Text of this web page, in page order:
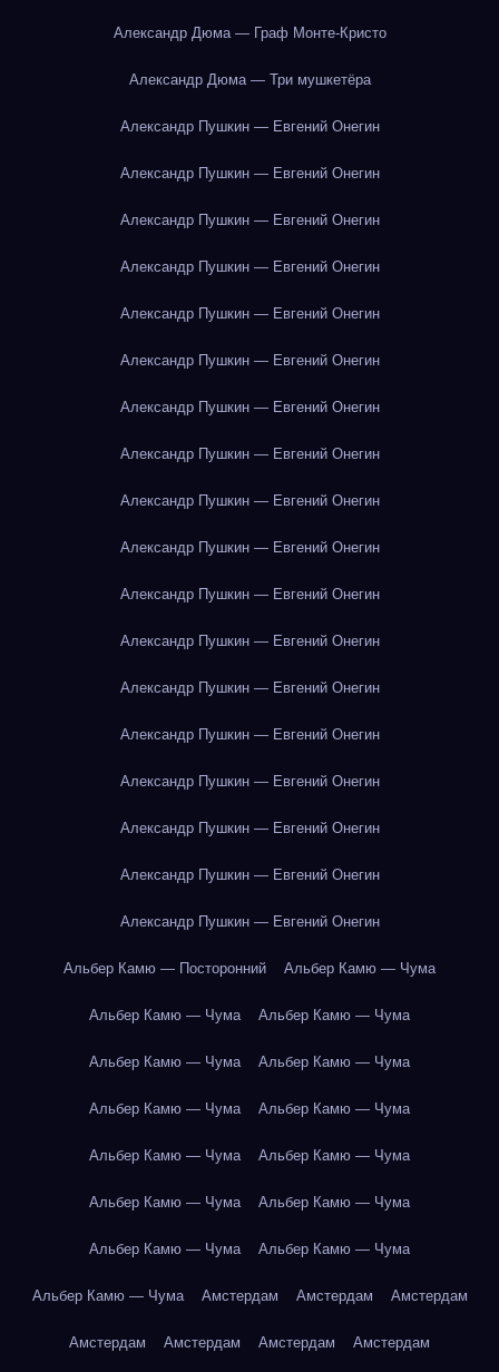
Александр Дюма — Граф Монте-Кристо
Александр Дюма — Три мушкетёра
Александр Пушкин — Евгений Онегин
Александр Пушкин — Евгений Онегин
Александр Пушкин — Евгений Онегин
Александр Пушкин — Евгений Онегин
Александр Пушкин — Евгений Онегин
Александр Пушкин — Евгений Онегин
Александр Пушкин — Евгений Онегин
Александр Пушкин — Евгений Онегин
Александр Пушкин — Евгений Онегин
Александр Пушкин — Евгений Онегин
Александр Пушкин — Евгений Онегин
Александр Пушкин — Евгений Онегин
Александр Пушкин — Евгений Онегин
Александр Пушкин — Евгений Онегин
Александр Пушкин — Евгений Онегин
Александр Пушкин — Евгений Онегин
Александр Пушкин — Евгений Онегин
Александр Пушкин — Евгений Онегин
Альбер Камю — Посторонний Альбер Камю — Чума
Альбер Камю — Чума Альбер Камю — Чума
Альбер Камю — Чума Альбер Камю — Чума
Альбер Камю — Чума Альбер Камю — Чума
Альбер Камю — Чума Альбер Камю — Чума
Альбер Камю — Чума Альбер Камю — Чума
Альбер Камю — Чума Альбер Камю — Чума
Альбер Камю — Чума Амстердам Амстердам Амстердам
Амстердам Амстердам Амстердам Амстердам